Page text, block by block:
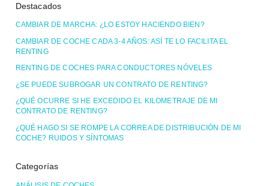
Destacados
CAMBIAR DE MARCHA: ¿LO ESTOY HACIENDO BIEN?
CAMBIAR DE COCHE CADA 3-4 AÑOS: ASÍ TE LO FACILITA EL
RENTING
RENTING DE COCHES PARA CONDUCTORES NÓVELES
¿SE PUEDE SUBROGAR UN CONTRATO DE RENTING?
¿QUÉ OCURRE SI HE EXCEDIDO EL KILOMETRAJE DE MI
CONTRATO DE RENTING?
¿QUÉ HAGO SI SE ROMPE LA CORREA DE DISTRIBUCIÓN DE MI
COCHE? RUIDOS Y SÍNTOMAS
Categorías